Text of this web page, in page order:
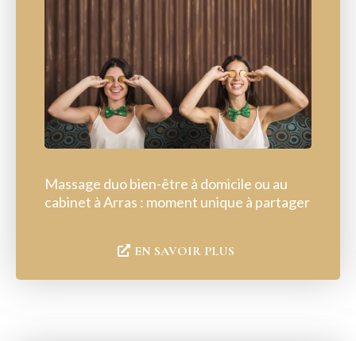
Massage duo bien-être à domicile ou au
cabinet à Arras : moment unique à partager
EN SAVOIR PLUS